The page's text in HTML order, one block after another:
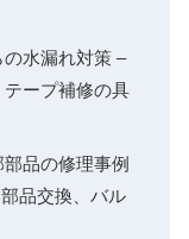
水漏れ対策 –
ープ補修の具
品の修理事例
品交換、バル